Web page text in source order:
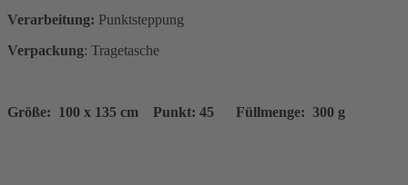
Verarbeitung: Punktsteppung
Verpackung: Tragetasche
Größe: 100 x 135 cm Punkt: 45 Füllmenge: 300 g